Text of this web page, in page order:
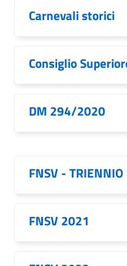
Carnevali storici
Consiglio
DM 294/2020
FNSV -
FNSV 2021